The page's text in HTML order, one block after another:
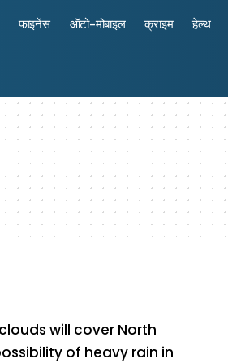
फाइनेंस ऑटो-मोबाइल क्राइम हेल्थ